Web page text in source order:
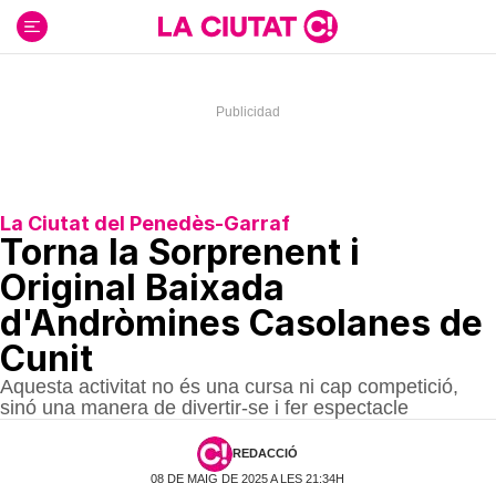
contenido
La Ciutat del Penedès-Garraf
Torna la Sorprenent i
Original Baixada
d'Andròmines Casolanes de
Cunit
Aquesta activitat no és una cursa ni cap competició,
sinó una manera de divertir-se i fer espectacle
REDACCIÓ
08 DE MAIG DE 2025 A LES 21:34H